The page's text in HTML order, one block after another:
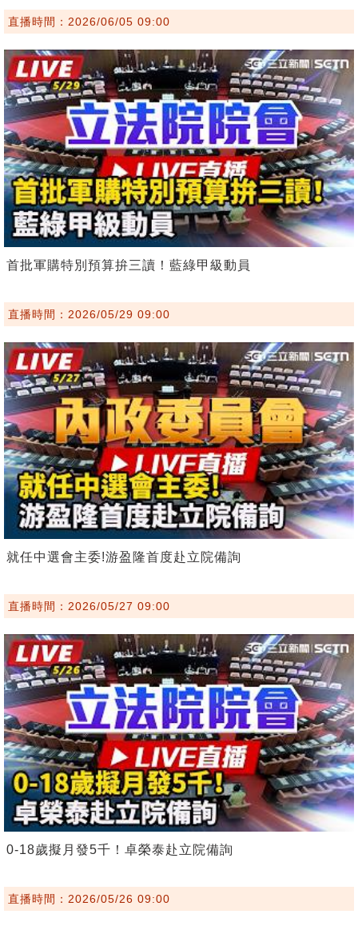
直播時間：2026/06/05 09:00
首批軍購特別預算拚三讀！藍綠甲級動員
直播時間：2026/05/29 09:00
就任中選會主委!游盈隆首度赴立院備詢
直播時間：2026/05/27 09:00
0-18歲擬月發5千！卓榮泰赴立院備詢
直播時間：2026/05/26 09:00